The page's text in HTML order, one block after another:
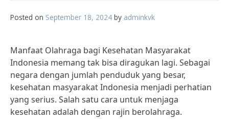
Posted on September 18, 2024 by adminkvk
Manfaat Olahraga bagi Kesehatan Masyarakat
Indonesia memang tak bisa diragukan lagi. Sebagai
negara dengan jumlah penduduk yang besar,
kesehatan masyarakat Indonesia menjadi perhatian
yang serius. Salah satu cara untuk menjaga
kesehatan adalah dengan rajin berolahraga.